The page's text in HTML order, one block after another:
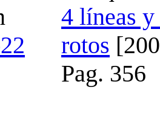
4 líneas
rotos
Pag. 356